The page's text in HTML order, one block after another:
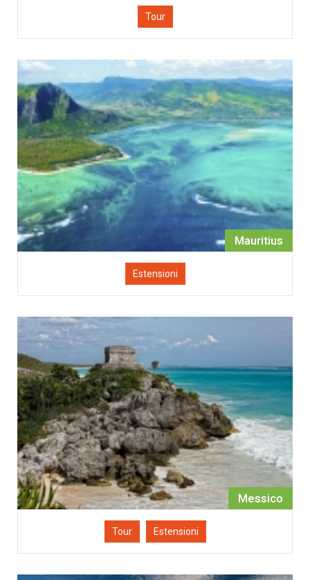
Tour
Mauritius
Estensioni
Messico
Tour Estensioni